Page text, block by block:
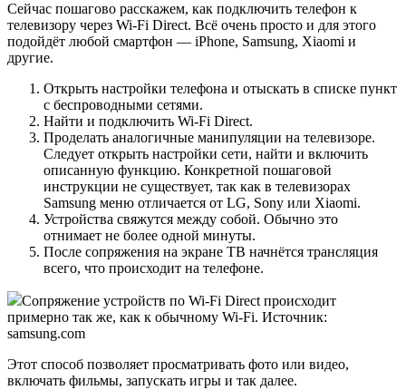
Сейчас пошагово расскажем, как подключить телефон к
телевизору через Wi-Fi Direct. Всё очень просто и для этого
подойдёт любой смартфон — iPhone, Samsung, Xiaomi и
другие.
Открыть настройки телефона и отыскать в списке пункт
с беспроводными сетями.
Найти и подключить Wi-Fi Direct.
Проделать аналогичные манипуляции на телевизоре.
Следует открыть настройки сети, найти и включить
описанную функцию. Конкретной пошаговой
инструкции не существует, так как в телевизорах
Samsung меню отличается от LG, Sony или Xiaomi.
Устройства свяжутся между собой. Обычно это
отнимает не более одной минуты.
После сопряжения на экране ТВ начнётся трансляция
всего, что происходит на телефоне.
Сопряжение устройств по Wi-Fi Direct происходит
примерно так же, как к обычному Wi-Fi. Источник:
samsung.com
Этот способ позволяет просматривать фото или видео,
включать фильмы, запускать игры и так далее.